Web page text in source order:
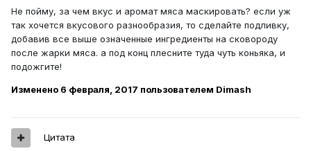
Не пойму, за чем вкус и аромат мяса маскировать? если уж
так хочется вкусового разнообразия, то сделайте подливку,
добавив все выше означенные ингредиенты на сковороду
после жарки мяса. а под конц плесните туда чуть коньяка, и
подожгите!
Изменено 6 февраля, 2017 пользователем Dimash
Цитата